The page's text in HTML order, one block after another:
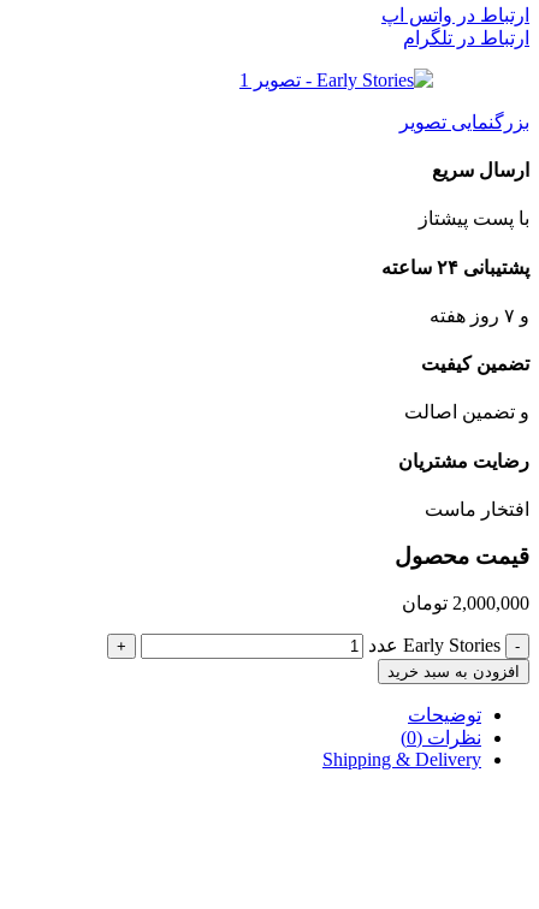
ارتباط در واتس اپ
ارتباط در تلگرام
بزرگنمایی تصویر
ارسال سریع
با پست پیشتاز
پشتیبانی ۲۴ ساعته
و ۷ روز هفته
تضمین کیفیت
و تضمین اصالت
رضایت مشتریان
افتخار ماست
قیمت محصول
2,000,000 تومان
- Early Stories عدد
+
افزودن به سبد خرید
توضیحات
نظرات (0)
Shipping & Delivery